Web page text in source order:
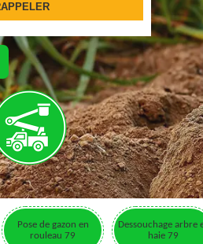
Pose de gazon en
rouleau 79
Dessouchage arbre
haie 79